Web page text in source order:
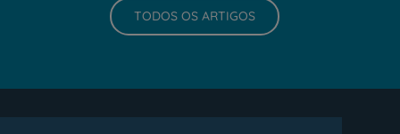
TODOS OS ARTIGOS